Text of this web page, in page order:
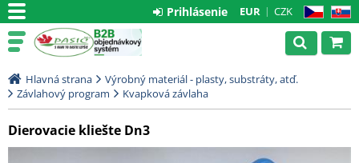
CZ SK
EUR CZK
Prihlásenie
Hlavná strana
Výrobný materiál - plasty, substráty, atď.
Závlahový program
Kvapková závlaha
Dierovacie kliešte Dn3